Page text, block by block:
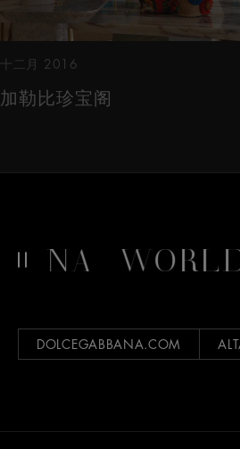
十二月 2016
加勒比珍宝阁
WORLD
DOLCEGABBANA.COM